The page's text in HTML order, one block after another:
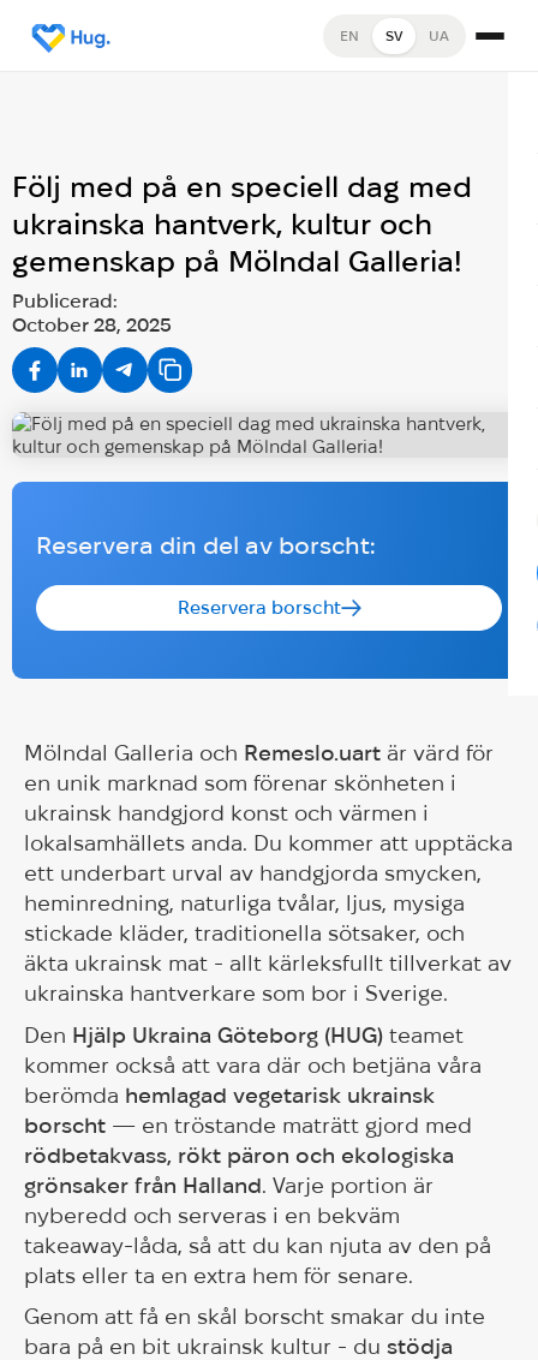
EN SV UA
Följ med på en speciell dag med
ukrainska hantverk, kultur och
gemenskap på Mölndal Galleria!
Publicerad:
October 28, 2025
Reservera din del av borscht:
Reservera borscht
Mölndal Galleria och Remeslo.uart är värd för
en unik marknad som förenar skönheten i
ukrainsk handgjord konst och värmen i
lokalsamhällets anda. Du kommer att upptäcka
ett underbart urval av handgjorda smycken,
heminredning, naturliga tvålar, ljus, mysiga
stickade kläder, traditionella sötsaker, och
äkta ukrainsk mat - allt kärleksfullt tillverkat av
ukrainska hantverkare som bor i Sverige.
Den Hjälp Ukraina Göteborg (HUG) teamet
kommer också att vara där och betjäna våra
berömda hemlagad vegetarisk ukrainsk
borscht — en tröstande maträtt gjord med
rödbetakvass, rökt päron och ekologiska
grönsaker från Halland . Varje portion är
nyberedd och serveras i en bekväm
takeaway-låda, så att du kan njuta av den på
plats eller ta en extra hem för senare.
Genom att få en skål borscht smakar du inte
bara på en bit ukrainsk kultur - du stödja